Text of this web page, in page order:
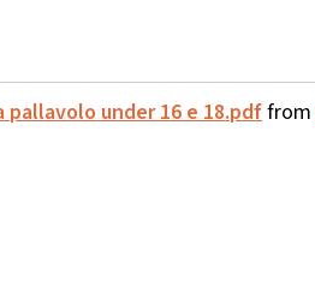
under 16 e 18.pdffrom